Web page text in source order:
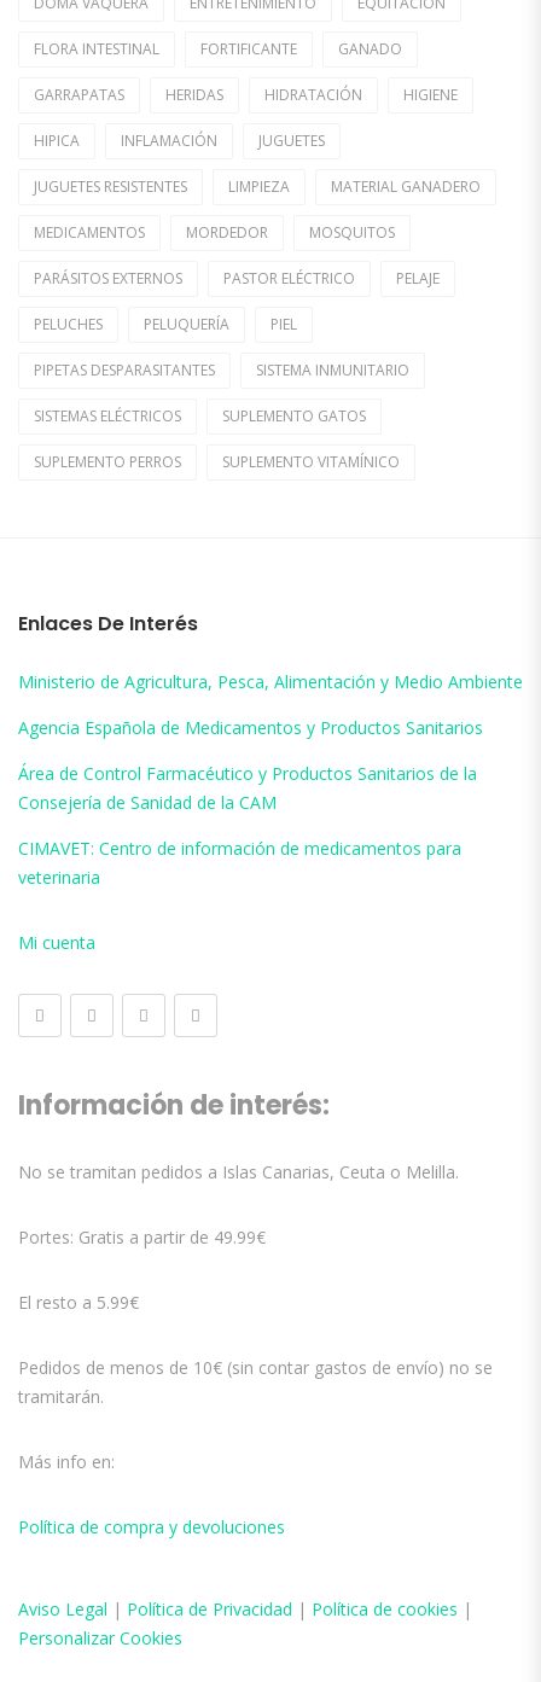
FLORA INTESTINAL FORTIFICANTE GANADO
GARRAPATAS HERIDAS HIDRATACIÓN HIGIENE
HIPICA INFLAMACIÓN JUGUETES
JUGUETES RESISTENTES LIMPIEZA MATERIAL GANADERO
MEDICAMENTOS MORDEDOR MOSQUITOS
PARÁSITOS EXTERNOS PASTOR ELÉCTRICO PELAJE
PELUCHES PELUQUERÍA PIEL
PIPETAS DESPARASITANTES SISTEMA INMUNITARIO
SISTEMAS ELÉCTRICOS SUPLEMENTO GATOS
SUPLEMENTO PERROS SUPLEMENTO VITAMÍNICO
Enlaces De Interés
Ministerio de Agricultura, Pesca, Alimentación y Medio Ambiente
Agencia Española de Medicamentos y Productos Sanitarios
Área de Control Farmacéutico y Productos Sanitarios de la
Consejería de Sanidad de la CAM
CIMAVET: Centro de información de medicamentos para
veterinaria
Mi cuenta
Información de interés:
No se tramitan pedidos a Islas Canarias, Ceuta o Melilla.
Portes: Gratis a partir de 49.99€
El resto a 5.99€
Pedidos de menos de 10€ (sin contar gastos de envío) no se
tramitarán.
Más info en:
Política de compra y devoluciones
Aviso Legal | Política de Privacidad | Política de cookies |
Personalizar Cookies